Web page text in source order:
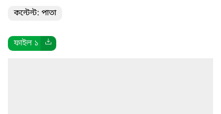
কন্টেন্ট: পাতা
ফাইল ১